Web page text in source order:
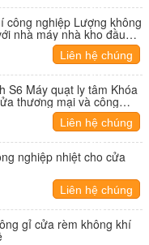
tôi
công nghiệp Lượng không
nhà máy nhà kho đầu
Liên hệ chúng
tôi
S6 Máy quạt ly tâm Khóa
thương mại và công
Liên hệ chúng
tôi
nghiệp nhiệt cho cửa
Liên hệ chúng
tôi
gỉ cửa rèm không khí